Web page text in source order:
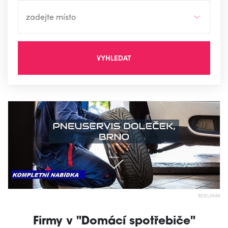
VYHLEDAT
REKLAMA
Firmy v "Domácí spotřebiče"